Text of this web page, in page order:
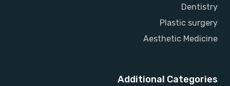
Dentistry
Plastic surgery
Aesthetic Medicine
Additional Categories